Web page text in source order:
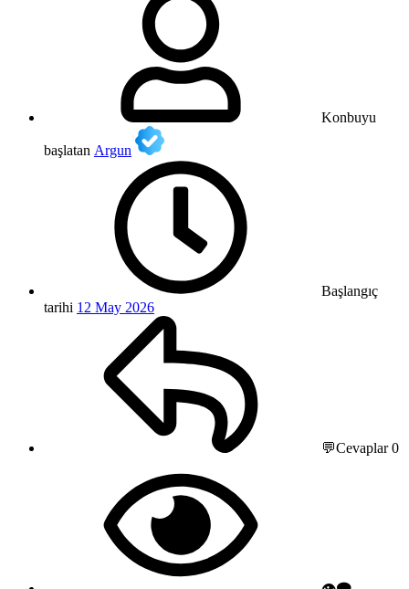
Konbuyu
başlatan Argun
Başlangıç
tarihi 12 May 2026
💬Cevaplar0